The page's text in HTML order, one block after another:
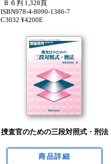
Ｂ６判 1,328頁
ISBN978-4-8090-1386-7
C3032 ¥4200E
捜査官のための三段対照式・刑法